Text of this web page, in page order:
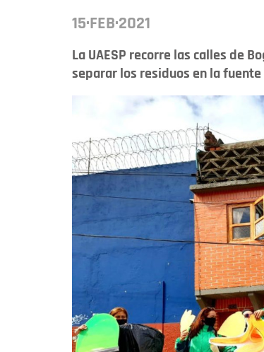
15·FEB·2021
La UAESP recorre las calles de
separar los residuos en la fuente